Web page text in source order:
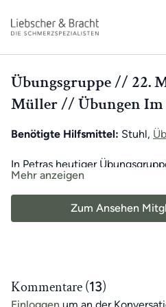
Übungsgruppe // 22.
Müller // Übungen
Benötigte Hilfsmittel: Stuhl,
In Petras heutiger
dich, die Abwechslung in
Schnapp dir deine Kollegen
Petras Übungen aus. Sie
Mehr anzeigen
Zum Ansehen
Kommentare (13)